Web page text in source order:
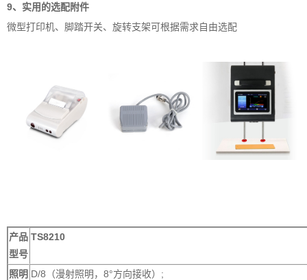
9、实用的选配附件
微型打印机、脚踏开关、旋转支架可根据需求自由选配
产品
型号
TS8210
照明 D/8（漫射照明，8°方向接收）;